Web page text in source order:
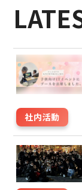
社内活動